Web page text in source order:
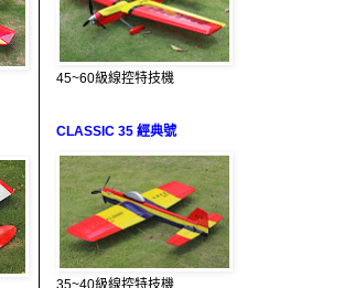
45~60級線控特技機
CLASSIC 35 經典號